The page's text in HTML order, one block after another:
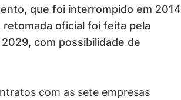
que foi interrompido em 2014
retomada oficial foi feita pela
com possibilidade de
com as sete empresas